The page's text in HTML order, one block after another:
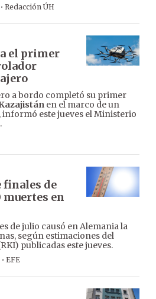
· Redacción ÚH
el primer
a bordo completó su primer
en el marco de un
informó este jueves el Ministerio
finales de
muertes en
de julio causó en Alemania la
según estimaciones del
publicadas este jueves.
· EFE